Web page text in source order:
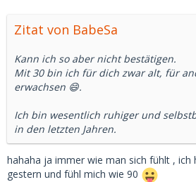
Zitat von BabeSa
Kann ich so aber nicht bestätigen.
Mit 30 bin ich für dich zwar alt, für
erwachsen 😄.
Ich bin wesentlich ruhiger und
in den letzten Jahren.
hahaha ja immer wie man sich fühlt , ich
gestern und fühl mich wie 90